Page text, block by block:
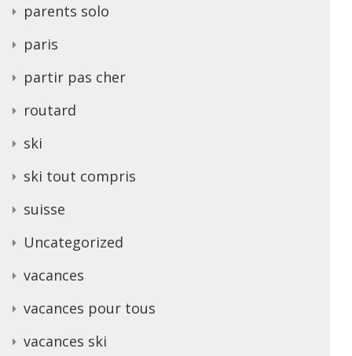
parents solo
paris
partir pas cher
routard
ski
ski tout compris
suisse
Uncategorized
vacances
vacances pour tous
vacances ski